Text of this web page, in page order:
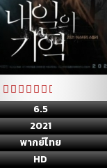
6.5
2021
พากย์ไทย
HD